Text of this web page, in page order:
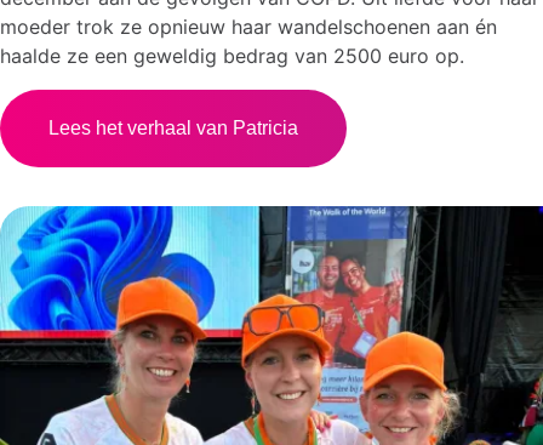
moeder trok ze opnieuw haar wandelschoenen aan én
haalde ze een geweldig bedrag van 2500 euro op.
Lees het verhaal van Patricia